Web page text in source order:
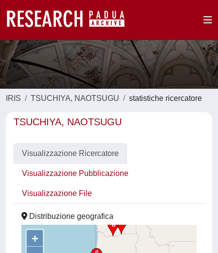
IRIS TSUCHIYA, NAOTSUGU statistiche ricercatore
TSUCHIYA, NAOTSUGU
Visualizzazione Ricercatore
Visualizzazione Pubblicazione
Visualizzazione File
Distribuzione geografica
+